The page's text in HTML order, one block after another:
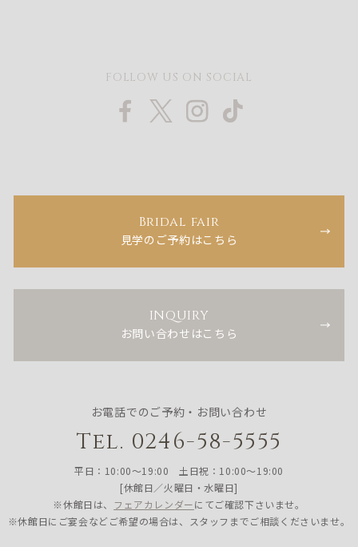
FOLLOW US ON SOCIAL
Bridal fair
見学のご予約はこちら
INQUIRY
お問い合わせはこちら
お電話でのご予約・お問い合わせ
Tel. 0246-58-5555
平日：10:00〜19:00 土日祝：10:00〜19:00
[休館日／火曜日・水曜日]
※休館日は、 フェアカレンダーにてご確認下さいませ。
※休館日にご宴会などご希望の場合は、スタッフまでご相談くださいませ。